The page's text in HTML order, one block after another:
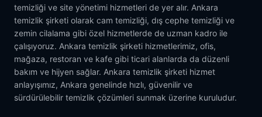
temizliği ve site yönetimi hizmetleri de yer alır. Ankara
temizlik şirketi olarak cam temizliği, dış cephe temizliği ve
zemin cilalama gibi özel hizmetlerde de uzman kadro ile
çalışıyoruz. Ankara temizlik şirketi hizmetlerimiz, ofis,
mağaza, restoran ve kafe gibi ticari alanlarda da düzenli
bakım ve hijyen sağlar. Ankara temizlik şirketi hizmet
anlayışımız, Ankara genelinde hızlı, güvenilir ve
sürdürülebilir temizlik çözümleri sunmak üzerine kuruludur.